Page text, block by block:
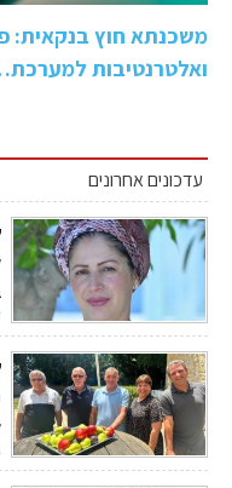
משכנתא חוץ בנקאית:
ואלטרנטיבות
עדכונים אחרונים